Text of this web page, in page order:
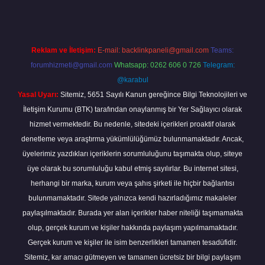
Reklam ve İletişim: E-mail: backlinkpaneli@gmail.com Teams:
forumhizmeti@gmail.com Whatsapp: 0262 606 0 726 Telegram:
@karabul
Yasal Uyarı: Sitemiz, 5651 Sayılı Kanun gereğince Bilgi Teknolojileri ve
İletişim Kurumu (BTK) tarafından onaylanmış bir Yer Sağlayıcı olarak
hizmet vermektedir. Bu nedenle, sitedeki içerikleri proaktif olarak
denetleme veya araştırma yükümlülüğümüz bulunmamaktadır. Ancak,
üyelerimiz yazdıkları içeriklerin sorumluluğunu taşımakta olup, siteye
üye olarak bu sorumluluğu kabul etmiş sayılırlar. Bu internet sitesi,
herhangi bir marka, kurum veya şahıs şirketi ile hiçbir bağlantısı
bulunmamaktadır. Sitede yalnızca kendi hazırladığımız makaleler
paylaşılmaktadır. Burada yer alan içerikler haber niteliği taşımamakta
olup, gerçek kurum ve kişiler hakkında paylaşım yapılmamaktadır.
Gerçek kurum ve kişiler ile isim benzerlikleri tamamen tesadüfidir.
Sitemiz, kar amacı gütmeyen ve tamamen ücretsiz bir bilgi paylaşım